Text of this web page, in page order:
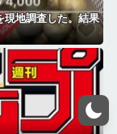
現地調査した。結果